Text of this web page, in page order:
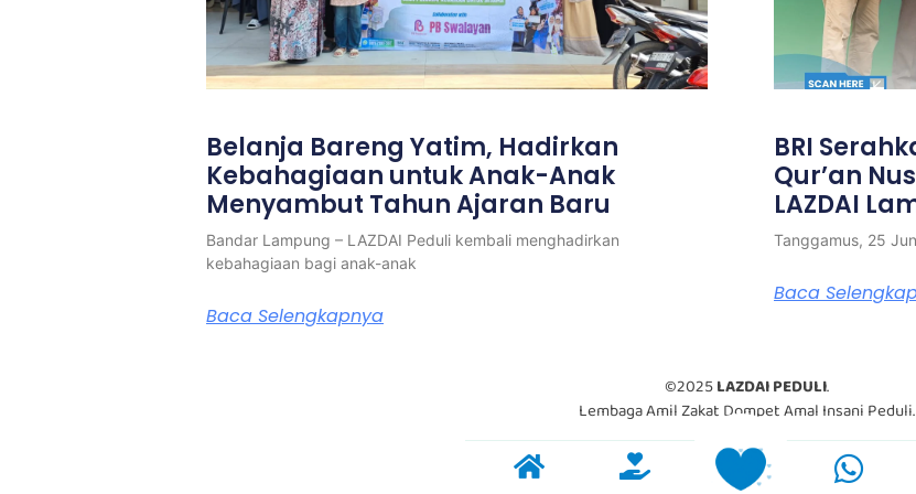
Belanja Bareng Yatim, Hadirkan
Kebahagiaan untuk Anak-Anak
Menyambut Tahun Ajaran Baru
Bandar Lampung – LAZDAI Peduli kembali menghadirkan
kebahagiaan bagi anak-anak
Baca Selengkapnya
BRI
Qur’an
LAZDAI
Tanggamus, 25
Baca
©2025LAZDAI PEDULI.
Lembaga Amil Zakat Dompet Amal Insani Peduli.